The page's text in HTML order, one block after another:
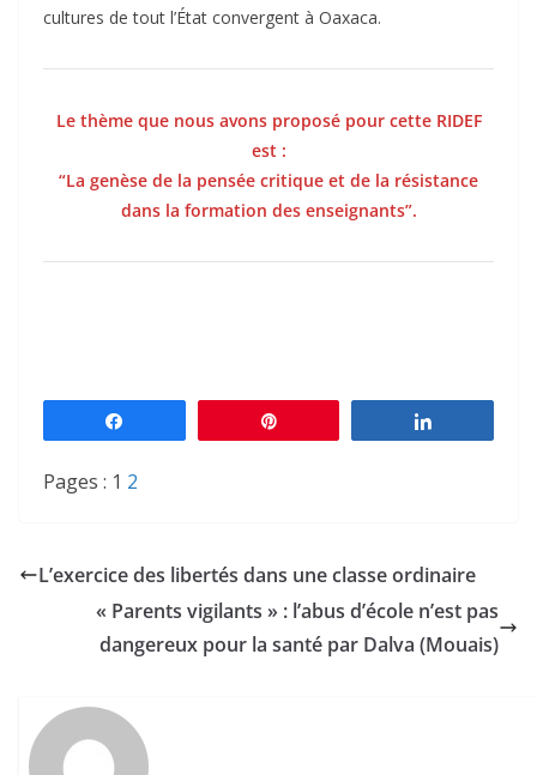
cultures de tout l’État convergent à Oaxaca.
Le thème que nous avons proposé pour cette RIDEF
est :
“La genèse de la pensée critique et de la résistance
dans la formation des enseignants”.
Pages : 1 2
L’exercice des libertés dans une classe ordinaire
« Parents vigilants » : l’abus d’école n’est pas
dangereux pour la santé par Dalva (Mouais)